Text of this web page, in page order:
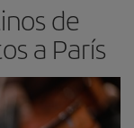
de
a París